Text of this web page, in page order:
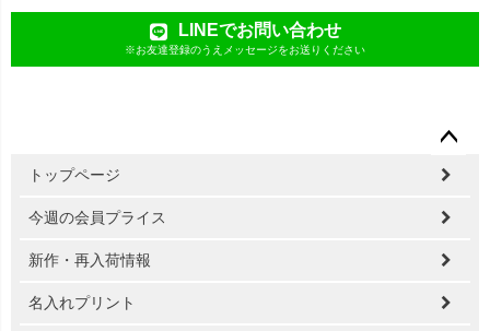
LINEでお問い合わせ
※お友達登録のうえメッセージをお送りください
ペー
ップ
トップページ
今週の会員プライス
新作・再入荷情報
名入れプリント